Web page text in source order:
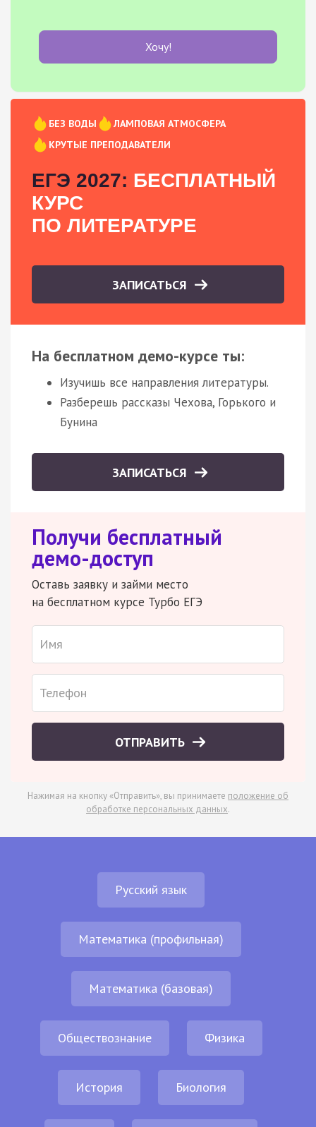
Хочу!
БЕЗ ВОДЫ
ЛАМПОВАЯ АТМОСФЕРА
КРУТЫЕ ПРЕПОДАВАТЕЛИ
ЕГЭ 2027: БЕСПЛАТНЫЙ
КУРС
ПО ЛИТЕРАТУРЕ
ЗАПИСАТЬСЯ
На бесплатном демо-курсе ты:
Изучишь все направления литературы.
Разберешь рассказы Чехова, Горького и
Бунина
ЗАПИСАТЬСЯ
Получи бесплатный
демо-доступ
Оставь заявку и займи место
на бесплатном курсе Турбо ЕГЭ
ОТПРАВИТЬ
Нажимая на кнопку «Отправить», вы принимаете положение об
обработке персональных данных.
Русский язык
Математика (профильная)
Математика (базовая)
Обществознание Физика
История Биология